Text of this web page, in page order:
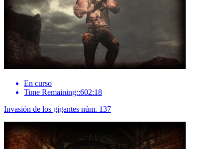
En curso
Time Remaining::602:18
Invasión de los gigantes núm. 137